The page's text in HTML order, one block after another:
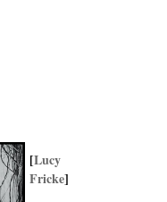
[Lucy
Fricke]